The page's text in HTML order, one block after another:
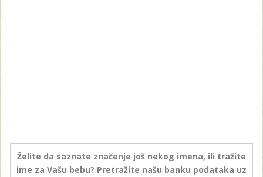
Želite da saznate značenje još nekog imena, ili tražite
ime za Vašu bebu? Pretražite našu banku podataka uz